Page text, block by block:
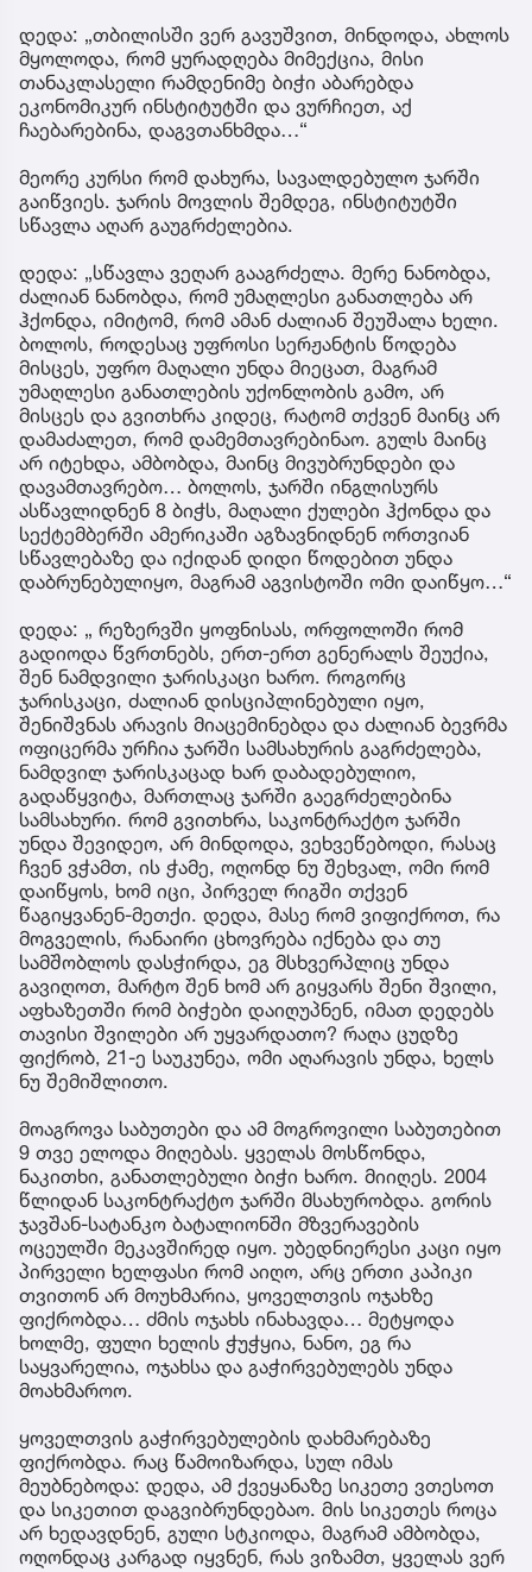
დედა: „თბილისში ვერ გავუშვით, მინდოდა, ახლოს
მყოლოდა, რომ ყურადღება მიმექცია, მისი
თანაკლასელი რამდენიმე ბიჭი აბარებდა
ეკონომიკურ ინსტიტუტში და ვურჩიეთ, აქ
ჩაებარებინა, დაგვთანხმდა…“
მეორე კურსი რომ დახურა, სავალდებულო ჯარში
გაიწვიეს. ჯარის მოვლის შემდეგ, ინსტიტუტში
სწავლა აღარ გაუგრძელებია.
დედა: „სწავლა ვეღარ გააგრძელა. მერე ნანობდა,
ძალიან ნანობდა, რომ უმაღლესი განათლება არ
ჰქონდა, იმიტომ, რომ ამან ძალიან შეუშალა ხელი.
ბოლოს, როდესაც უფროსი სერჟანტის წოდება
მისცეს, უფრო მაღალი უნდა მიეცათ, მაგრამ
უმაღლესი განათლების უქონლობის გამო, არ
მისცეს და გვითხრა კიდეც, რატომ თქვენ მაინც არ
დამაძალეთ, რომ დამემთავრებინაო. გულს მაინც
არ იტეხდა, ამბობდა, მაინც მივუბრუნდები და
დავამთავრებო… ბოლოს, ჯარში ინგლისურს
ასწავლიდნენ 8 ბიჭს, მაღალი ქულები ჰქონდა და
სექტემბერში ამერიკაში აგზავნიდნენ ორთვიან
სწავლებაზე და იქიდან დიდი წოდებით უნდა
დაბრუნებულიყო, მაგრამ აგვისტოში ომი დაიწყო…“
დედა: „ რეზერვში ყოფნისას, ორფოლოში რომ
გადიოდა წვრთნებს, ერთ-ერთ გენერალს შეუქია,
შენ ნამდვილი ჯარისკაცი ხარო. როგორც
ჯარისკაცი, ძალიან დისციპლინებული იყო,
შენიშვნას არავის მიაცემინებდა და ძალიან ბევრმა
ოფიცერმა ურჩია ჯარში სამსახურის გაგრძელება,
ნამდვილ ჯარისკაცად ხარ დაბადებულიო,
გადაწყვიტა, მართლაც ჯარში გაეგრძელებინა
სამსახური. რომ გვითხრა, საკონტრაქტო ჯარში
უნდა შევიდეო, არ მინდოდა, ვეხვეწებოდი, რასაც
ჩვენ ვჭამთ, ის ჭამე, ოღონდ ნუ შეხვალ, ომი რომ
დაიწყოს, ხომ იცი, პირველ რიგში თქვენ
წაგიყვანენ-მეთქი. დედა, მასე რომ ვიფიქროთ, რა
მოგველის, რანაირი ცხოვრება იქნება და თუ
სამშობლოს დასჭირდა, ეგ მსხვერპლიც უნდა
გავიღოთ, მარტო შენ ხომ არ გიყვარს შენი შვილი,
აფხაზეთში რომ ბიჭები დაიღუპნენ, იმათ დედებს
თავისი შვილები არ უყვარდათო? რაღა ცუდზე
ფიქრობ, 21-ე საუკუნეა, ომი აღარავის უნდა, ხელს
ნუ შემიშლითო.
მოაგროვა საბუთები და ამ მოგროვილი საბუთებით
9 თვე ელოდა მიღებას. ყველას მოსწონდა,
ნაკითხი, განათლებული ბიჭი ხარო. მიიღეს. 2004
წლიდან საკონტრაქტო ჯარში მსახურობდა. გორის
ჯავშან-სატანკო ბატალიონში მზვერავების
ოცეულში მეკავშირედ იყო. უბედნიერესი კაცი იყო
პირველი ხელფასი რომ აიღო, არც ერთი კაპიკი
თვითონ არ მოუხმარია, ყოველთვის ოჯახზე
ფიქრობდა… ძმის ოჯახს ინახავდა… მეტყოდა
ხოლმე, ფული ხელის ჭუჭყია, ნანო, ეგ რა
საყვარელია, ოჯახსა და გაჭირვებულებს უნდა
მოახმაროო.
ყოველთვის გაჭირვებულების დახმარებაზე
ფიქრობდა. რაც წამოიზარდა, სულ იმას
მეუბნებოდა: დედა, ამ ქვეყანაზე სიკეთე ვთესოთ
და სიკეთით დაგვიბრუნდებაო. მის სიკეთეს როცა
არ ხედავდნენ, გული სტკიოდა, მაგრამ ამბობდა,
ოღონდაც კარგად იყვნენ, რას ვიზამთ, ყველას ვერ